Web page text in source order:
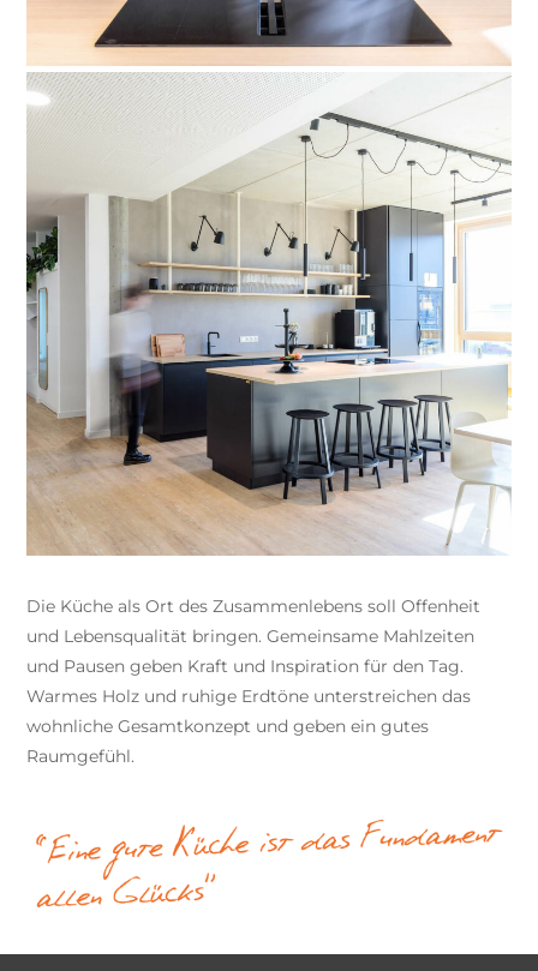
Die Küche als Ort des Zusammenlebens soll Offenheit
und Lebensqualität bringen. Gemeinsame Mahlzeiten
und Pausen geben Kraft und Inspiration für den Tag.
Warmes Holz und ruhige Erdtöne unterstreichen das
wohnliche Gesamtkonzept und geben ein gutes
Raumgefühl.